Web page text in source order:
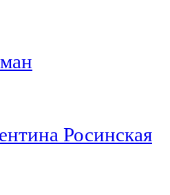
Росинская